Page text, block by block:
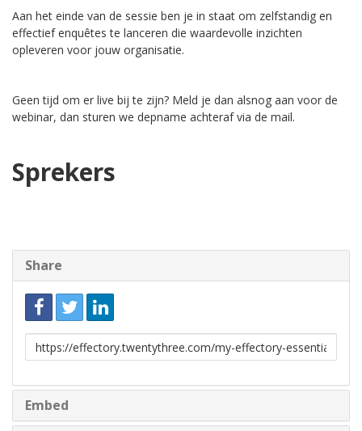
Aan het einde van de sessie ben je in staat om zelfstandig en
effectief enquêtes te lanceren die waardevolle inzichten
opleveren voor jouw organisatie.
Geen tijd om er live bij te zijn? Meld je dan alsnog aan voor de
webinar, dan sturen we depname achteraf via de mail.
Sprekers
Share
Link
to
Embed